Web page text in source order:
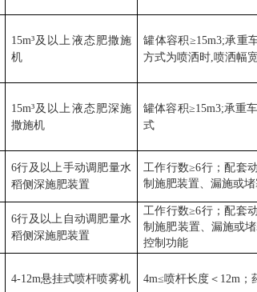
15m³及以上液态肥撒施
机
罐体容积≥15m3;承重
方式为喷洒时,喷洒幅
15m³及以上液态肥深施
撒施机
罐体容积≥15m3;承重
式
6行及以上手动调肥量水
稻侧深施肥装置
工作行数≥6行；配套
制施肥装置、漏施或
6行及以上自动调肥量水
稻侧深施肥装置
工作行数≥6行；配套
制施肥装置、漏施或
控制功能
4-12m悬挂式喷杆喷雾机 4m≤喷杆长度＜ 12m ；